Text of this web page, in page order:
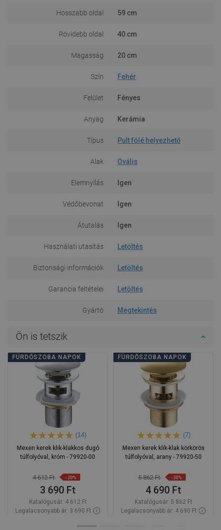
Hosszabb oldal 59 cm
Rövidebb oldal 40 cm
Magasság 20 cm
Szín Fehér
Felület Fényes
Anyag Kerámia
Típus Pult fölé helyezhető
Alak Ovális
Elemnyílás Igen
Védőbevonat Igen
Átutalás Igen
Használati utasítás Letöltés
Biztonsági információk Letöltés
Garancia feltételei Letöltés
Gyártó Megtekintés
Ön is tetszik
FÜRDŐSZOBA NAPOK
(14)
Mexen kerek klik-klakkos dugó
túlfolyóval, króm - 79920-00
4 612 Ft -20%
3 690 Ft
Katalógusár: 4 612 Ft
Legalacsonyabb ár: 3 690 Ft
FÜRDŐSZOBA NAPOK
(7)
Mexen kerek klik-klak körkörös
túlfolyóval, arany - 79920-50
5 862 Ft -20%
4 690 Ft
Katalógusár: 5 862 Ft
Legalacsonyabb ár: 4 690 Ft